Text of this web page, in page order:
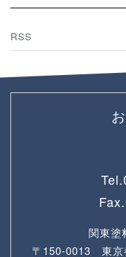
RSS
Tel.
Fax.
関東
〒150-0013 東京